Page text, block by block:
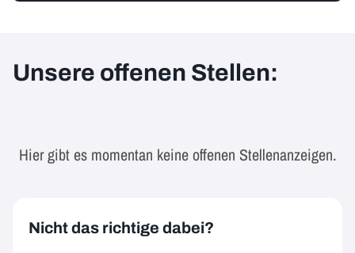
Unsere offenen Stellen:
Hier gibt es momentan keine offenen Stellenanzeigen.
Nicht das richtige dabei?